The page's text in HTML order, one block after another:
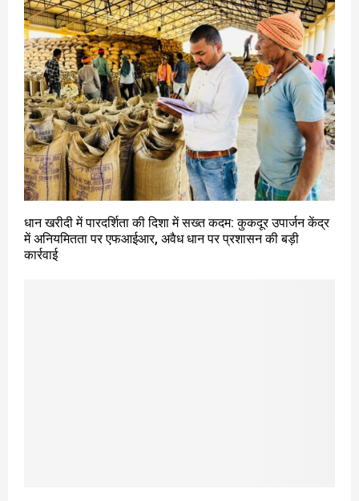
धान खरीदी में पारदर्शिता की दिशा में सख्त कदम: कुकदूर उपार्जन केंद्र
में अनियमितता पर एफआईआर, अवैध धान पर प्रशासन की बड़ी
कार्रवाई